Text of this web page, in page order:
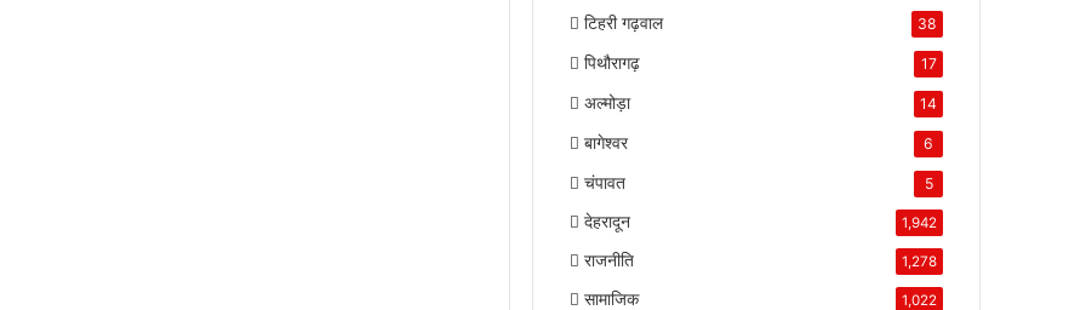
टिहरी गढ़वाल 38
पिथौरागढ़ 17
अल्मोड़ा 14
बागेश्वर 6
चंपावत 5
देहरादून 1,942
राजनीति 1,278
सामाजिक 1,022